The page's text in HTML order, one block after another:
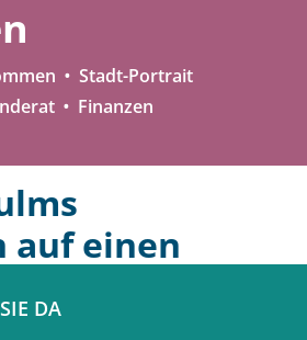
Stadt-Portrait
Finanzen
auf einen
DA